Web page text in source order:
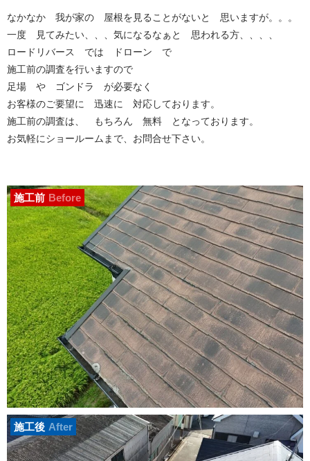
なかなか 我が家の 屋根を見ることがないと 思いますが。。。
一度 見てみたい、、、気になるなぁと 思われる方、、、、
ロードリバース では ドローン で
施工前の調査を行いますので
足場 や ゴンドラ が必要なく
お客様のご要望に 迅速に 対応しております。
施工前の調査は、 もちろん 無料 となっております。
お気軽にショールームまで、お問合せ下さい。
施工前 Before
施工後 After